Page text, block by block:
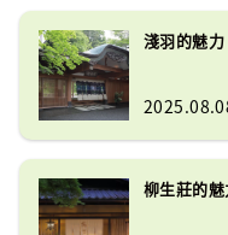
淺羽的魅
柳生莊的